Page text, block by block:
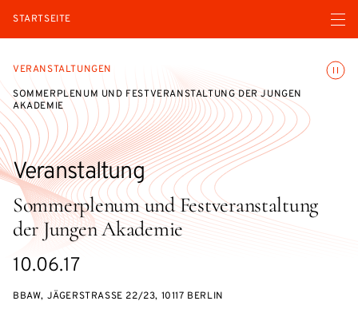
STARTSEITE Menü
VERANSTALTUNGEN
SOMMERPLENUM UND FESTVERANSTALTUNG DER JUNGEN
AKADEMIE
Sommerplenum und Festveranstaltung
der Jungen Akademie
Veranstaltung
eventBeginsOn
10.06.17
BBAW, JÄGERSTRASSE 22/23, 10117 BERLIN